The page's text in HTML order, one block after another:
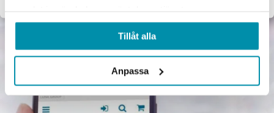
Tillåt alla
Anpassa